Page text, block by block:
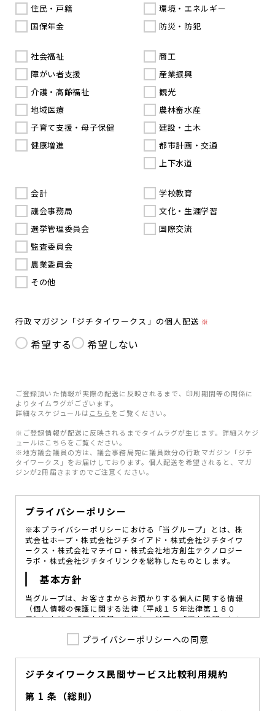
住民・戸籍
国保年金
環境・エネルギー
防災・防犯
社会福祉
障がい者支援
介護・高齢福祉
地域医療
子育て支援・母子保健
健康増進
商工
産業振興
観光
農林畜水産
建設・土木
都市計画・交通
上下水道
会計
議会事務局
選挙管理委員会
監査委員会
農業委員会
その他
学校教育
文化・生涯学習
国際交流
行政マガジン「ジチタイワークス」の個人配送 ※
希望する 希望しない
ご登録頂いた情報が実際の配送に反映されるまで、印刷期間等の関係に
よりタイムラグがございます。
詳細なスケジュールは こちら をご覧ください。
※ご登録情報が配送に反映されるまでタイムラグが生じます。詳細スケジ
ュールはこちらをご覧ください。
※地方議会議員の方は、議会事務局宛に議員数分の行政マガジン「ジチ
タイワークス」をお届けしております。個人配送を希望されると、マガ
ジンが2冊届きますのでご注意ください。
プライバシーポリシー
※本プライバシーポリシーにおける「当グループ」とは、株
式会社ホープ・株式会社ジチタイアド・株式会社ジチタイワ
ークス・株式会社マチイロ・株式会社地方創生テクノロジー
ラボ・株式会社ジチタイリンクを総称したものとします。
基本方針
当グループは、お客さまからお預かりする個人に関する情報
（個人情報の保護に関する法律〔平成１５年法律第１８０
号〕における「個人情報」を指し、以下、「個人情報」とい
図ることが、重要な社会的責務であると考えております。
を定め、役員及び従業員に個人情報保護の重要性の認識と取
組みを徹底させることによって、個人情報の適切な取り扱い
に努めてまいります。
プライバシーポリシーへの同意
ジチタイワークス民間サービス比較利用規約
第 1 条（総則）